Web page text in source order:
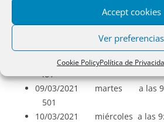
Accept cookies
Ver preferencias
Cookie PolicyPolítica de
PRÓXIMA SEMANA (del 8 al 10 de
08/03/2021 lunes a las
461
09/03/2021 martes a las
501
10/03/2021 miércoles a